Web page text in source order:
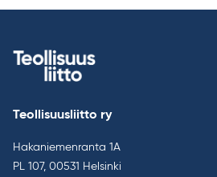
Teollisuusliitto ry
Hakaniemenranta 1A
PL 107, 00531 Helsinki